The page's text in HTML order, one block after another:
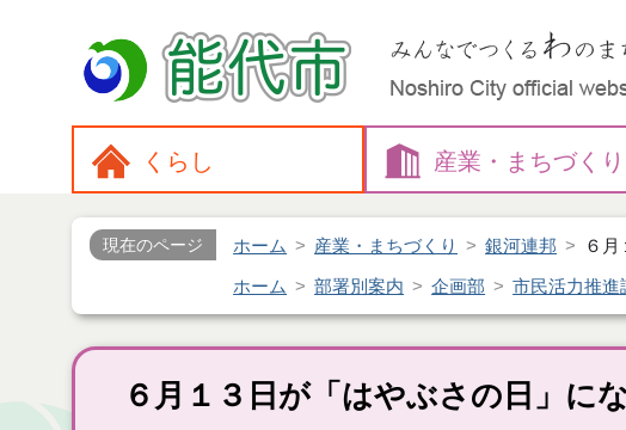
くらし 産業・ まちづくり
現在のページ ホーム 産業・まちづくり 銀河連邦 ６
ホーム 部署別案内 企画部 市民活力推進
６月１３日が「はやぶさの日」に